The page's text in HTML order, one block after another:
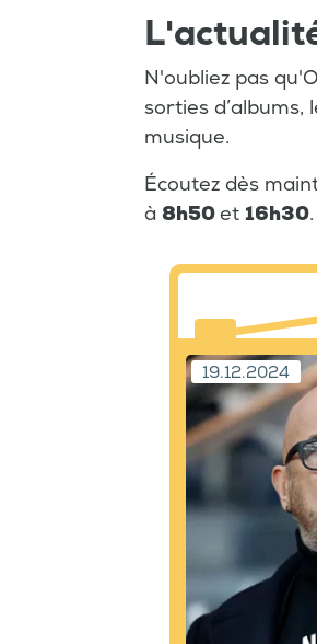
N'oubliez pas
sorties
musique.
Écoutez dès
à 8h50et 16h30.
19.12.2024